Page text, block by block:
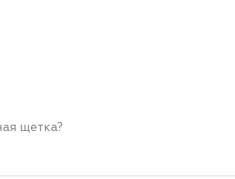
щетка?